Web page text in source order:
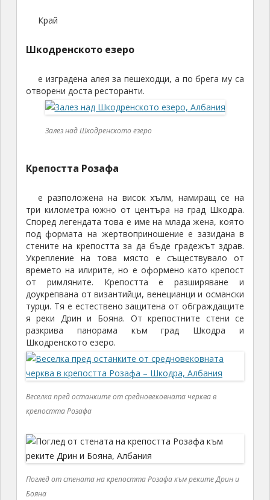
Край
Шкодренското езеро
е изградена алея за пешеходци, а по брега му са
отворени доста ресторанти.
Залез над Шкодренското езеро
Крепостта Розафа
е разположена на висок хълм, намиращ се на
три километра южно от центъра на град Шкодра.
Според легендата това е име на млада жена, която
под формата на жертвоприношение е зазидана в
стените на крепостта за да бъде градежът здрав.
Укрепление на това място е съществувало от
времето на илирите, но е оформено като крепост
от римляните. Крепостта е разширяване и
доукрепвана от византийци, венецианци и османски
турци. Тя е естествено защитена от обграждащите
я реки Дрин и Бояна. От крепостните стени се
разкрива панорама към град Шкодра и
Шкодренското езеро.
Веселка пред останките от средновековната черква в
крепостта Розафа
Поглед от стената на крепостта Розафа към реките Дрин и
Бояна